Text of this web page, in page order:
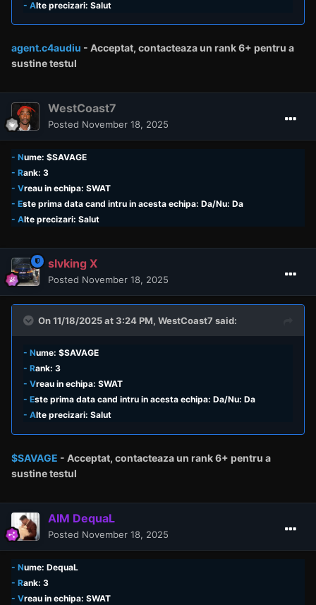
- Alte precizari: Salut
agent.c4audiu - Acceptat, contacteaza un rank6+ pentru a
sustine testul
WestCoast7
Posted November 18, 2025
- Nume: $SAVAGE
- Rank: 3
- Vreau in echipa: SWAT
- Este prima data cand intru in acesta echipa: Da/Nu: Da
- Alte precizari: Salut
slvking X
Posted November 18, 2025
On 11/18/2025 at 3:24 PM,WestCoast7 said:
- Nume: $SAVAGE
- Rank: 3
- Vreau in echipa: SWAT
- Este prima data cand intru in acesta echipa: Da/Nu: Da
- Alte precizari: Salut
$SAVAGE - Acceptat, contacteaza un rank6+ pentru a
sustine testul
AIM DequaL
Posted November 18, 2025
- Nume: DequaL
- Rank: 3
- Vreau in echipa: SWAT